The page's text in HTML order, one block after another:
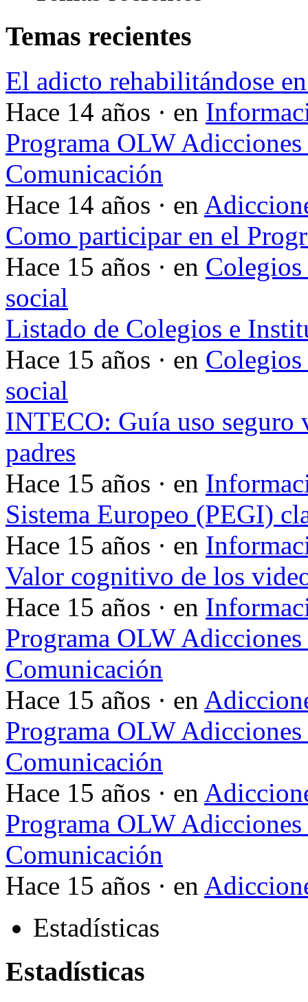
Temas recientes
El adicto rehabilitándose
Hace 14 años · en
Programa OLW
Comunicación
Hace 14 años · en
Como participar en el
Hace 15 años · en
social
Listado de Colegios e
Hace 15 años · en
social
INTECO: Guía uso seguro
padres
Hace 15 años · en
Sistema Europeo (PEGI)
Hace 15 años · en
Valor cognitivo de los
Hace 15 años · en
Programa OLW
Comunicación
Hace 15 años · en
Programa OLW
Comunicación
Hace 15 años · en
Programa OLW
Comunicación
Hace 15 años · en
Estadísticas
Estadísticas